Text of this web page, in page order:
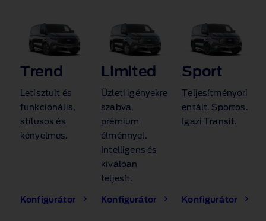
Trend
Letisztult és
funkcionális,
stílusos és
kényelmes.
Konfigurátor
Limited
Üzleti igényekre
szabva,
prémium
élménnyel.
Intelligens és
kiválóan
teljesít.
Konfigurátor
Sport
Teljesítményori
entált. Sportos.
Igazi Transit.
Konfigurátor